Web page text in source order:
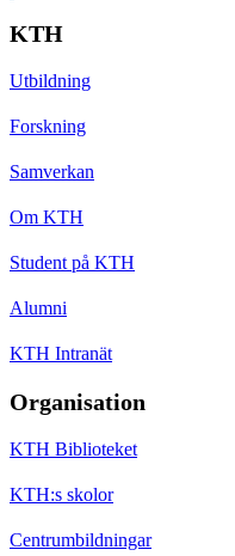
KTH
Utbildning
Forskning
Samverkan
Om KTH
Student på KTH
Alumni
KTH Intranät
Organisation
KTH Biblioteket
KTH:s skolor
Centrumbildningar